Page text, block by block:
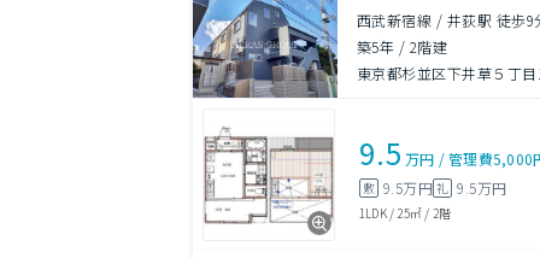
西武新宿線 / 井荻駅 徒歩9
築5年 / 2階建
東京都杉並区下井草５丁目
9.5 万円 /管理費5,000
敷 9.5万円礼 9.5万円
1LDK/ 25㎡ / 2階